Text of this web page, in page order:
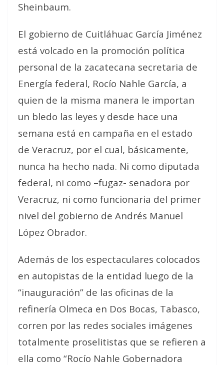
Sheinbaum.
El gobierno de Cuitláhuac García Jiménez
está volcado en la promoción política
personal de la zacatecana secretaria de
Energía federal, Rocío Nahle García, a
quien de la misma manera le importan
un bledo las leyes y desde hace una
semana está en campaña en el estado
de Veracruz, por el cual, básicamente,
nunca ha hecho nada. Ni como diputada
federal, ni como –fugaz- senadora por
Veracruz, ni como funcionaria del primer
nivel del gobierno de Andrés Manuel
López Obrador.
Además de los espectaculares colocados
en autopistas de la entidad luego de la
“inauguración” de las oficinas de la
refinería Olmeca en Dos Bocas, Tabasco,
corren por las redes sociales imágenes
totalmente proselitistas que se refieren a
ella como “Rocío Nahle Gobernadora